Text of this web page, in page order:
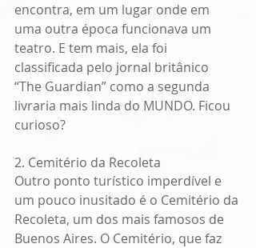
encontra, em um lugar onde em
uma outra época funcionava um
teatro. E tem mais, ela foi
classificada pelo jornal britânico
“The Guardian” como a segunda
livraria mais linda do MUNDO. Ficou
curioso?
2. Cemitério da Recoleta
Outro ponto turístico imperdível e
um pouco inusitado é o Cemitério da
Recoleta, um dos mais famosos de
Buenos Aires. O Cemitério, que faz